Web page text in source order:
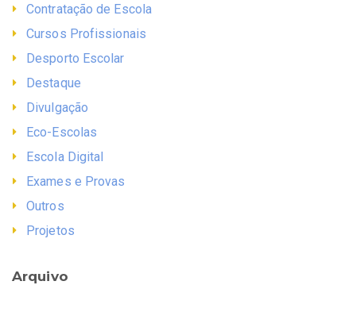
Contratação de Escola
Cursos Profissionais
Desporto Escolar
Destaque
Divulgação
Eco-Escolas
Escola Digital
Exames e Provas
Outros
Projetos
Arquivo